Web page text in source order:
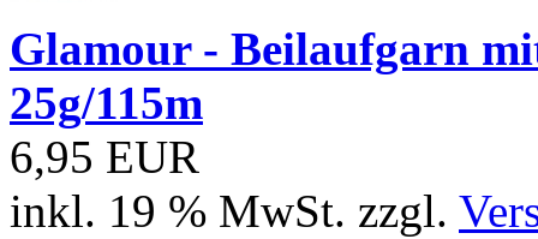
Glamour - Beilaufgarn
25g/115m
6,95 EUR
inkl. 19 % MwSt. zzgl.